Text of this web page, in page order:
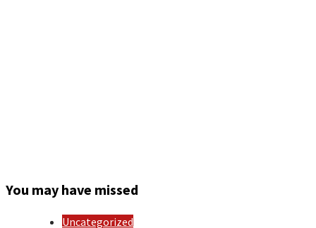
You may have missed
Uncategorized